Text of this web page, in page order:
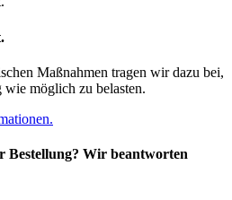
Maßnahmen tragen wir dazu bei,
möglich zu belasten.
Bestellung? Wir beantworten